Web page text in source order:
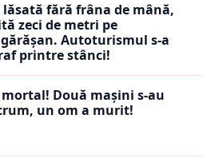
lăsată fără frâna de mână,
zeci de metri pe
Autoturismul s-a
printre stânci!
Două mașini s-au
un om a murit!